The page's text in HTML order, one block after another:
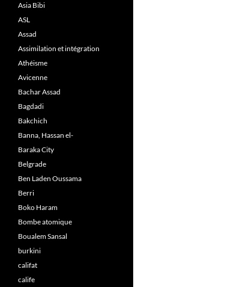
Asia Bibi
ASL
Assad
Assimilation et intégration
Athéisme
Avicenne
Bachar Assad
Bagdadi
Bakchich
Banna, Hassan el-
Baraka City
Belgrade
Ben Laden Oussama
Berri
Boko Haram
Bombe atomique
Boualem Sansal
burkini
califat
calife